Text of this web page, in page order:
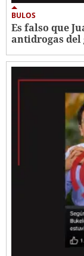
BULOS
Es falso que
antidrogas del